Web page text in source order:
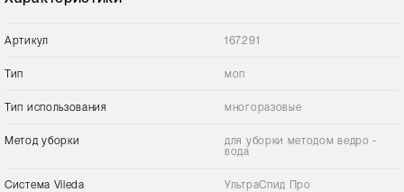
Артикул 167291
Тип моп
Тип использования многоразовые
Метод уборки
для уборки методом ведро -
вода
Сиcтема Vileda УльтраСпид Про